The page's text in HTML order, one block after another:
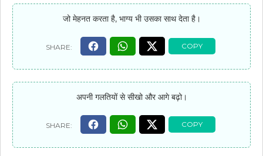
जो मेहनत करता है, भाग्य भी उसका साथ देता है।
अपनी गलतियों से सीखो और आगे बढ़ो।